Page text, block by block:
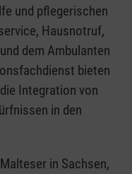
und pflegerischen
Hausnotruf,
dem Ambulanten
bieten
Integration von
in den
in Sachsen,